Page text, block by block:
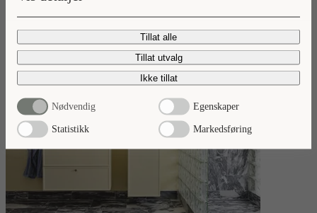
Tillat alle
Tillat utvalg
Ikke tillat
Nødvendig Egenskaper
Statistikk Markedsføring
Les mer